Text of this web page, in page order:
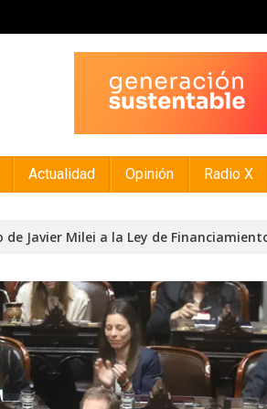
Actualidad Opinión Radio X
Javier Milei a la Ley de